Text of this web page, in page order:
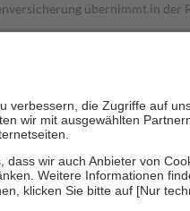
übernimmt in der
Zuzahlungenan bei: